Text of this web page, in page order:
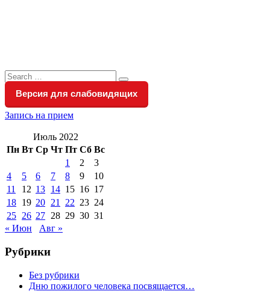
Search
for:
Search
Версия для слабовидящих
Запись на прием
Июль 2022
Пн Вт Ср Чт Пт Сб Вс
1
2
3
4
5 6 7 8 9
10
11
12 13 14 15 16 17
18 19 20 21 22 23 24
25 26 27 28 29 30 31
« Июн
Авг »
Рубрики
Без рубрики
Дню пожилого человека посвящается…